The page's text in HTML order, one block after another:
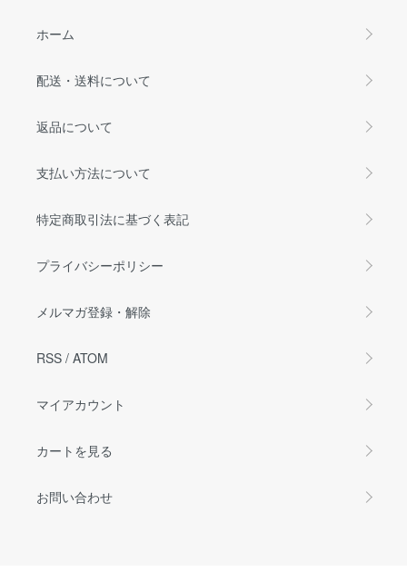
ホーム
配送・送料について
返品について
支払い方法について
特定商取引法に基づく表記
プライバシーポリシー
メルマガ登録・解除
RSS / ATOM
マイアカウント
カートを見る
お問い合わせ